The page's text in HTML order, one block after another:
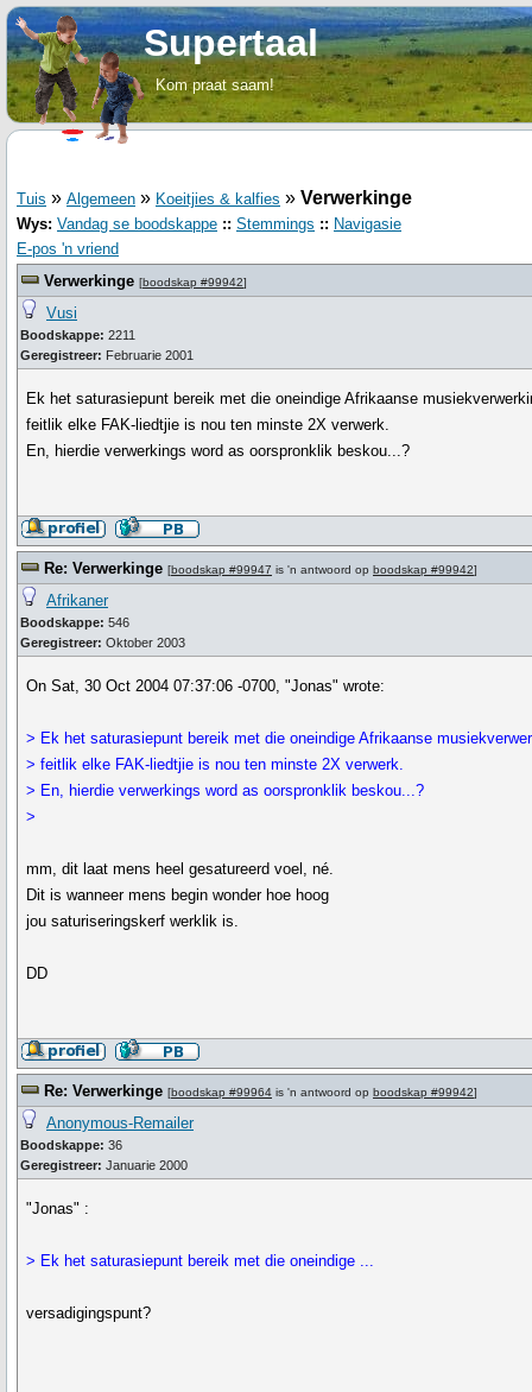
Supertaal
Kom praat saam!
Tuis » Algemeen » Koeitjies & kalfies » Verwerkinge
Wys: Vandag se boodskappe :: Stemmings :: Navigasie
E-pos 'n vriend
Verwerkinge [boodskap #99942]
Vusi
Boodskappe: 2211
Geregistreer: Februarie 2001
Ek het saturasiepunt bereik met die oneindige Afrikaanse
feitlik elke FAK-liedtjie is nou ten minste 2X verwerk.
En, hierdie verwerkings word as oorspronklik beskou...?
Re: Verwerkinge [boodskap #99947 is 'n antwoord op boodskap #99942]
Afrikaner
Boodskappe: 546
Geregistreer: Oktober 2003
On Sat, 30 Oct 2004 07:37:06 -0700, "Jonas" wrote:
> Ek het saturasiepunt bereik met die oneindige Afrikaanse
> feitlik elke FAK-liedtjie is nou ten minste 2X verwerk.
> En, hierdie verwerkings word as oorspronklik beskou...?
>
mm, dit laat mens heel gesatureerd voel, né.
Dit is wanneer mens begin wonder hoe hoog
jou saturiseringskerf werklik is.
DD
Re: Verwerkinge [boodskap #99964 is 'n antwoord op boodskap #99942]
Anonymous-Remailer
Boodskappe: 36
Geregistreer: Januarie 2000
"Jonas" :
> Ek het saturasiepunt bereik met die oneindige ...
versadigingspunt?